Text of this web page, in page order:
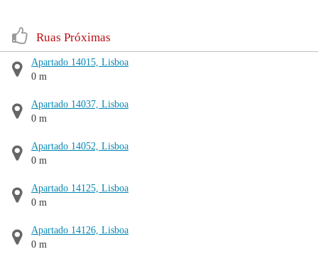
Ruas Próximas
Apartado 14015, Lisboa
0 m
Apartado 14037, Lisboa
0 m
Apartado 14052, Lisboa
0 m
Apartado 14125, Lisboa
0 m
Apartado 14126, Lisboa
0 m